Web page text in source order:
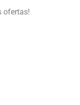
ofertas!